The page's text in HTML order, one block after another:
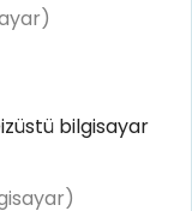
bilgisayar